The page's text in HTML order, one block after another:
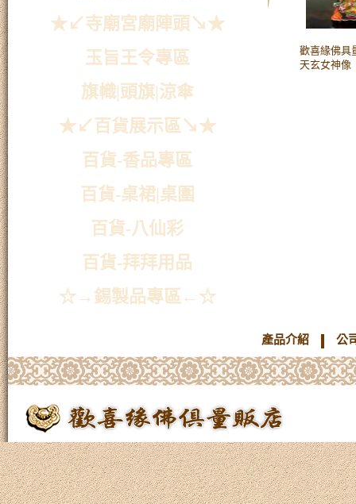
★↙寺廟宮廟陣頭↘★
玉旨王令專區
旗幟|頭旗|涼傘
★↙百貨展示區↘★
百貨-香品專區
百貨-桌裙|桌圍
百貨-八仙彩
百貨-拜拜用品
☆→錫製品專區←☆
歡喜緣佛具
天玄女神像
產品介紹 公